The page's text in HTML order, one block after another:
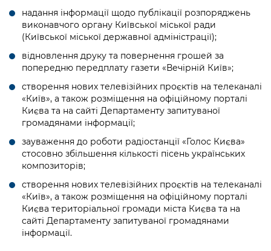
надання інформації щодо публікації розпоряджень
виконавчого органу Київської міської ради
(Київської міської державної адміністрації);
відновлення друку та повернення грошей за
попередню передплату газети «Вечірній Київ»;
створення нових телевізійних проєктів на телеканалі
«Київ», а також розміщення на офіційному порталі
Києва та на сайті Департаменту запитуваної
громадянами інформації;
зауваження до роботи радіостанції «Голос Києва»
стосовно збільшення кількості пісень українських
композиторів;
створення нових телевізійних проєктів на телеканалі
«Київ», а також розміщення на офіційному порталі
Києва територіальної громади міста Києва та на
сайті Департаменту запитуваної громадянами
інформації.